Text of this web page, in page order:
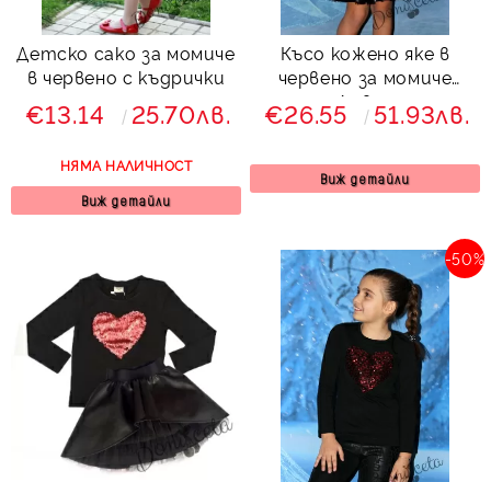
Детско сако за момиче
в червено с къдрички
€13.14 25.70лв.
НЯМА НАЛИЧНОСТ
Виж детайли
Късо кожено яке в
червено за момиче
Дивна
€26.55 51.93лв.
Виж детайли
-50%